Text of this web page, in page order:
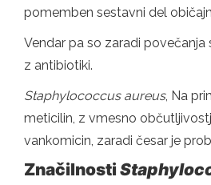
pomemben sestavni del
Vendar pa so zaradi povečanja
z antibiotiki.
Staphylococcus aureus, Na
meticilin, z vmesno
vankomicin, zaradi česar je
Značilnosti